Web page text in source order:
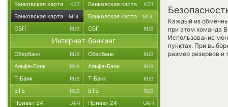
Каждый из
при этом команда
Использование
пунктах. При
размер резервов и
Банковская карта KZT Банковская карта KZT
Банковская карта MDL Банковская карта MDL
СБП RUB СБП RUB
Интернет-банкинг
Сбербанк RUB Сбербанк RUB
Альфа-Банк RUB Альфа-Банк RUB
Т-Банк RUB Т-Банк RUB
ВТБ RUB ВТБ RUB
Приват 24 UAH Приват 24 UAH